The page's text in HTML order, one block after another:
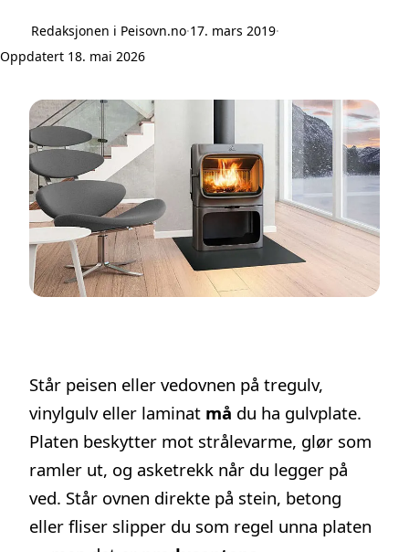
Redaksjonen i Peisovn.no·17. mars 2019·
Oppdatert 18. mai 2026
Står peisen eller vedovnen på tregulv,
vinylgulv eller laminat må du ha gulvplate.
Platen beskytter mot strålevarme, glør som
ramler ut, og asketrekk når du legger på
ved. Står ovnen direkte på stein, betong
eller fliser slipper du som regel unna platen